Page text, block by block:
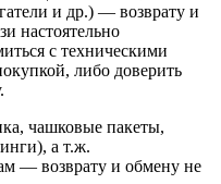
и др.) — возврату и
настоятельно
с техническими
либо доверить
чашковые пакеты,
а т.ж.
— возврату и обмену не